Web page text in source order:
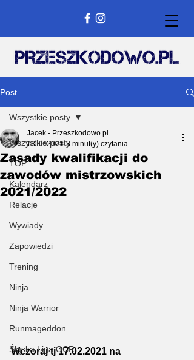
Post
Wszystkie posty
TOP
Kalendarz
Relacje
Wywiady
Zapowiedzi
Trening
Ninja
Ninja Warrior
Runmageddon
Śląska Liga OCR
Wszystkie posty
Zasady kwalifikacji do
zawodów mistrzowskich
2021/2022
Jacek - Przeszkodowo.pl
18 lut 2021 3 minut(y) czytania
Wczoraj tj 17.02.2021 na